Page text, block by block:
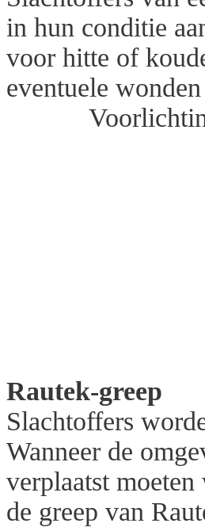
in hun conditie
voor hitte of
eventuele
Rautek-greep
Slachtoffers
Wanneer de
verplaatst
de greep van